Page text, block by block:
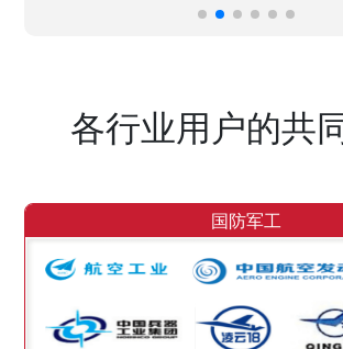
各行业用户的共
国防军工